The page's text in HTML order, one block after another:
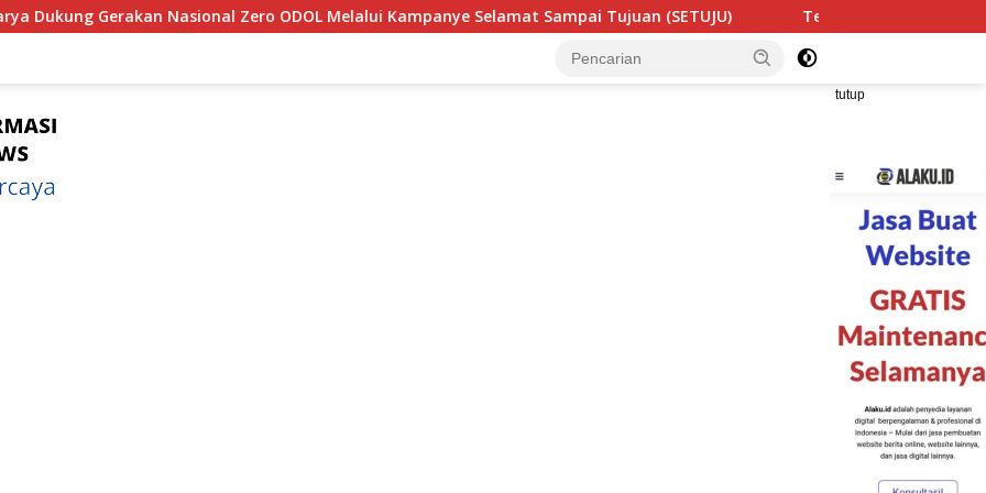
ODOL Melalui Kampanye Selamat Sampai Tujuan (SETUJU) Teror Makhluk Astral Sesosok Anak Kecil dan
tutup